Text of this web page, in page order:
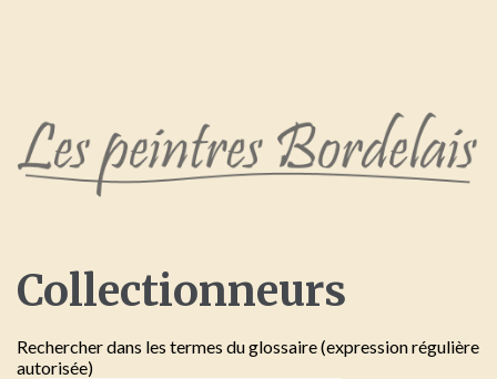
Collectionneurs
Rechercher dans les termes du glossaire (expression régulière
autorisée)